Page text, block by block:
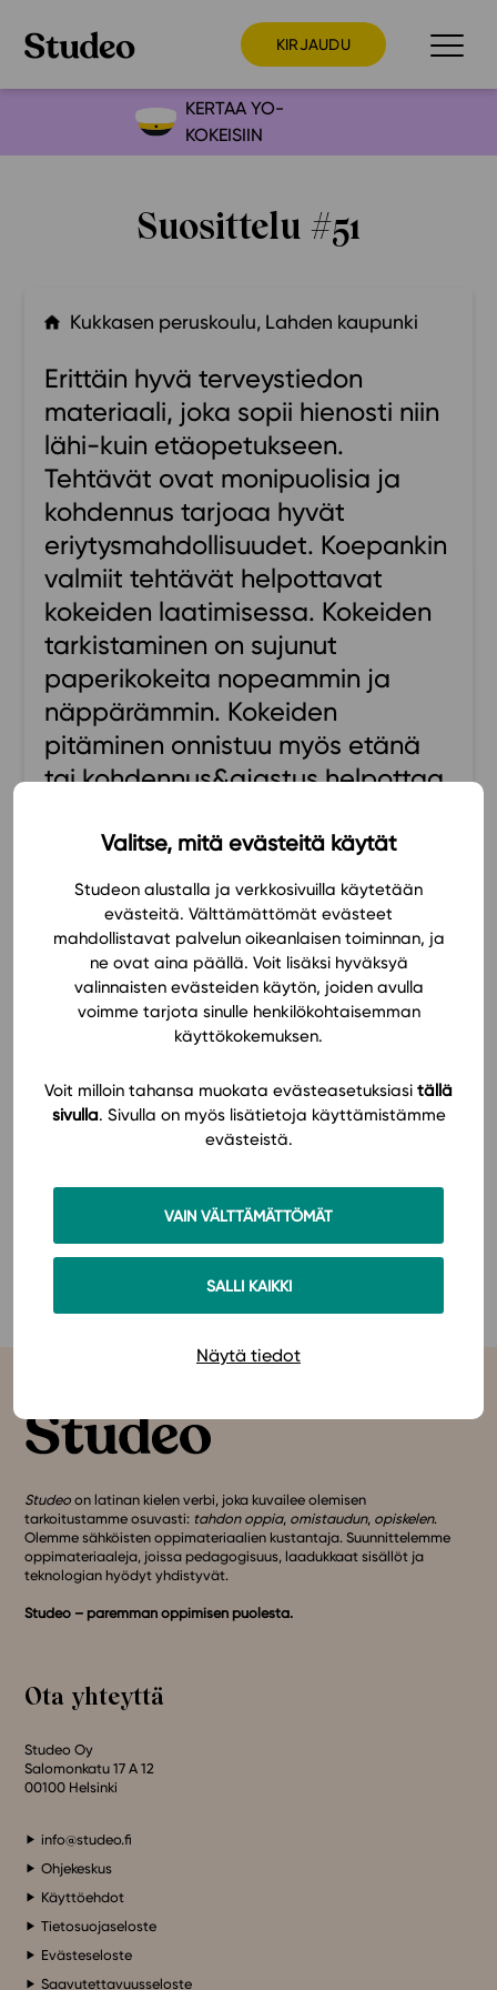
Valitse, mitä evästeitä käytät
Studeon alustalla ja verkkosivuilla käytetään
evästeitä. Välttämättömät evästeet
mahdollistavat palvelun oikeanlaisen toiminnan, ja
ne ovat aina päällä. Voit lisäksi hyväksyä
valinnaisten evästeiden käytön, joiden avulla
voimme tarjota sinulle henkilökohtaisemman
käyttökokemuksen.
Voit milloin tahansa muokata evästeasetuksiasi tällä
sivulla. Sivulla on myös lisätietoja käyttämistämme
evästeistä.
VAIN VÄLTTÄMÄTTÖMÄT
SALLI KAIKKI
Näytä tiedot
KIRJAUDU
Preppaaja
Kokeilutarjous
Alakoulu
Yläkoulu
Lukio
Ajankohtaista
Ominaisuudet
Tapahtumakalenteri
Webinaari­tallenteet
Yhteisö
Suosittelut
Ohjekeskus
Ohjevideot
Oppikirjailijat
Tiimi
Eettiset periaatteet tekoälyn käyttöön
Tilaa uutiskirje
Ota yhteyttä
KERTAA YO-
KOKEISIIN
Suosittelu #51
Kukkasen peruskoulu, Lahden kaupunki
Erittäin hyvä terveystiedon
materiaali, joka sopii hienosti niin
lähi-kuin etäopetukseen.
Tehtävät ovat monipuolisia ja
kohdennus tarjoaa hyvät
eriytysmahdollisuudet. Koepankin
valmiit tehtävät helpottavat
kokeiden laatimisessa. Kokeiden
tarkistaminen on sujunut
paperikokeita nopeammin ja
näppärämmin. Kokeiden
pitäminen onnistuu myös etänä
tai kohdennus&ajastus helpottaa
poissaolleiden oppilaiden kokeen
järjestämistä. Asiakaspalvelu
toimii huippunopeasti, josta
erityiskiitokset! Erittäin
tyytyväinen käyttäjä.
Monipuolinen, Ajankohtainen, Laadukas,
Piia
KATSO KAIKKI SUOSITUKSET
Studeo on latinan kielen verbi, joka kuvailee olemisen
tarkoitustamme osuvasti: tahdon oppia, omistaudun, opiskelen.
Olemme sähköisten oppimateriaalien kustantaja. Suunnittelemme
oppimateriaaleja, joissa pedagogisuus, laadukkaat sisällöt ja
teknologian hyödyt yhdistyvät.
Studeo – paremman oppimisen puolesta.
Ota yhteyttä
Studeo Oy
Salomonkatu 17 A 12
00100 Helsinki
info@studeo.fi
Ohjekeskus
Käyttöehdot
Tietosuojaseloste
Evästeseloste
Saavutettavuusseloste